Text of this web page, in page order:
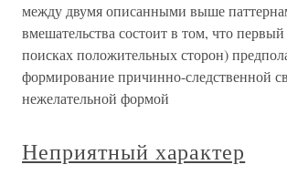
между двумя описанными выше
вмешательства состоит в том, что
поисках положительных сторон)
формирование причинно-следственной
нежелательной формой
Неприятный характер